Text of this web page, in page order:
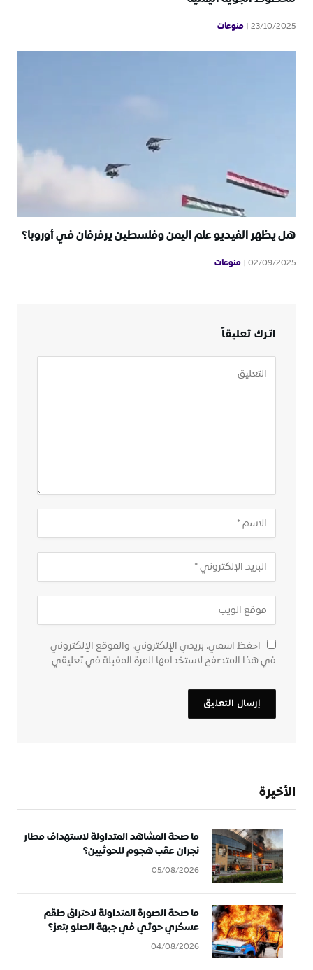
23/10/2025 منوعات
هل يظهر الفيديو علم اليمن وفلسطين يرفرفان في أوروبا؟
02/09/2025 منوعات
اترك تعليقاً
احفظ اسمي، بريدي الإلكتروني، والموقع الإلكتروني
في هذا المتصفح لاستخدامها المرة المقبلة في تعليقي.
الأخيرة
ما صحة المشاهد المتداولة لاستهداف مطار
نجران عقب هجوم للحوثيين؟
05/08/2026
ما صحة الصورة المتداولة لاحتراق طقم
عسكري حوثي في جبهة الصلو بتعز؟
04/08/2026